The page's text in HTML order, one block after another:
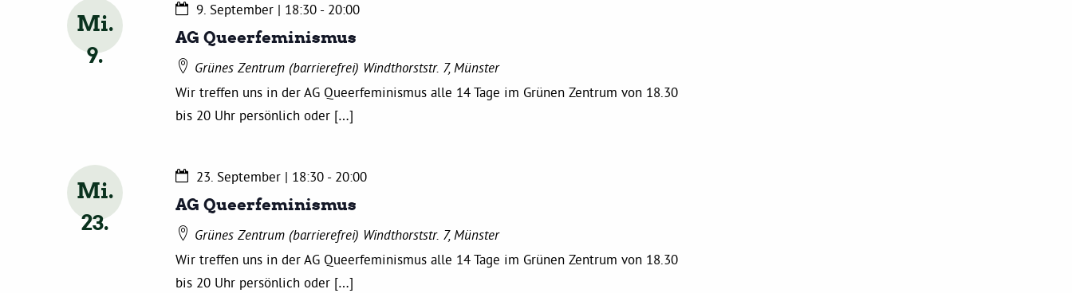
Mi.
9
AG Queerfeminismus
9. September | 18:30- 20:00
Grünes Zentrum (barrierefrei) Windthorststr. 7, Münster
Wir treffen uns in der AG Queerfeminismus alle 14 Tage im Grünen Zentrum von 18.30
bis 20 Uhr persönlich oder […]
Mi.
23
AG Queerfeminismus
23. September | 18:30- 20:00
Grünes Zentrum (barrierefrei) Windthorststr. 7, Münster
Wir treffen uns in der AG Queerfeminismus alle 14 Tage im Grünen Zentrum von 18.30
bis 20 Uhr persönlich oder […]